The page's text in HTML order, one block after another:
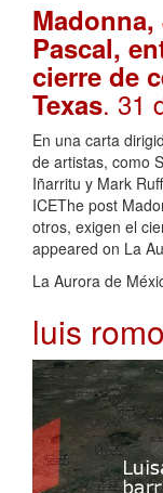
Pascal,
cierre de
Texas. 31
En una carta
de artistas, como
Iñarritu y Mark
ICEThe post
otros, exigen el
appeared on La
La Aurora de
luis romo